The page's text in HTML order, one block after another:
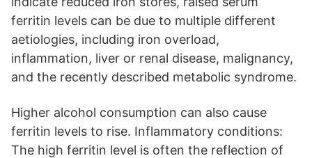
ferritin levels can be due to multiple different
aetiologies, including iron overload,
inflammation, liver or renal disease, malignancy,
and the recently described metabolic syndrome.
Higher alcohol consumption can also cause
ferritin levels to rise. Inflammatory conditions:
The high ferritin level is often the reflection of